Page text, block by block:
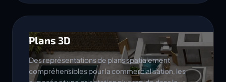
Plans 3D
Des représentations de plans spatialement
compréhensibles pour la commercialisation, les